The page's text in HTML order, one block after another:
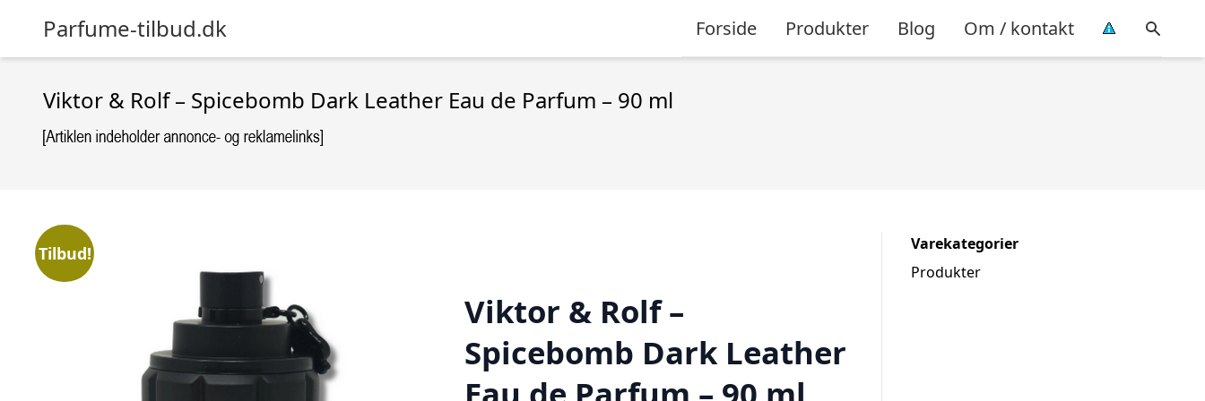
Parfume-tilbud.dk Forside Produkter Blog Om / kontakt
Viktor & Rolf – Spicebomb Dark Leather Eau de Parfum – 90 ml
Tilbud!
Viktor & Rolf –
Spicebomb Dark Leather
Varekategorier
Produkter